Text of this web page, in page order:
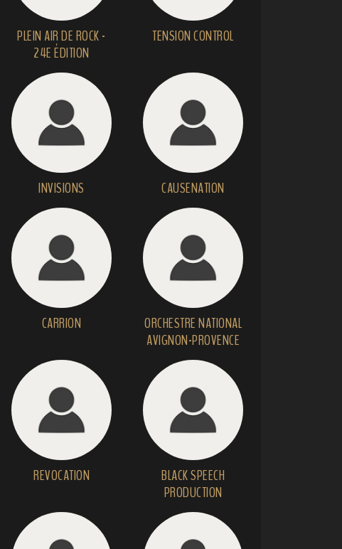
PLEIN AIR DE ROCK -
24E ÉDITION
TENSION CONTROL
INVISIONS CAUSENATION
CARRION
ORCHESTRE NATIONAL
AVIGNON-PROVENCE
REVOCATION
BLACK SPEECH
PRODUCTION